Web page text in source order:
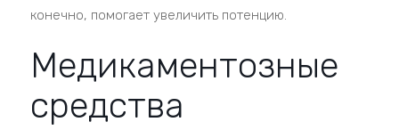
конечно, помогает увеличить потенцию.
Медикаментозные
средства